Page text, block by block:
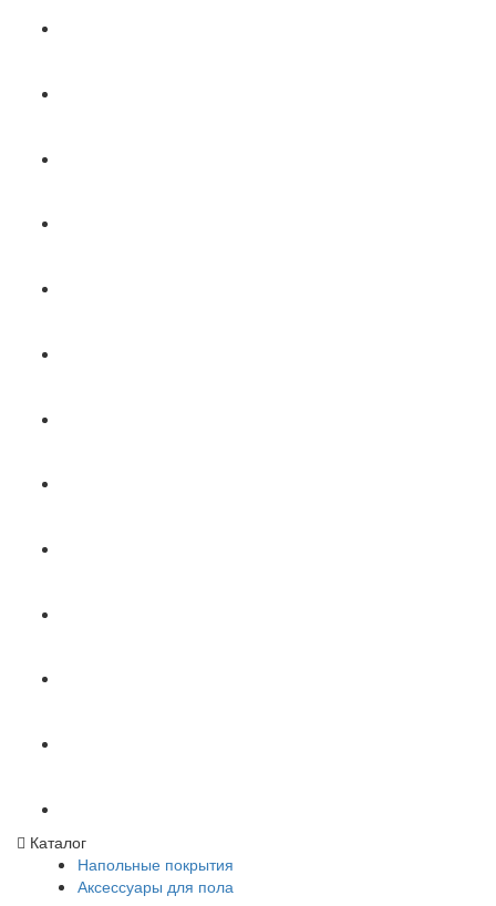
Каталог
Напольные покрытия
Аксессуары для пола